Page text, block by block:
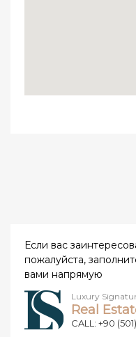
Если вас
пожалуйста,
вами напрямую
Luxury
Real
CALL: +90